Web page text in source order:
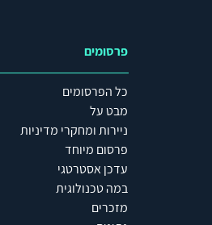
פרסומים
כל הפרסומים
מבט על
ניירות ומחקרי מדיניות
פרסום מיוחד
עדכן אסטרטגי
במה טכנולוגית
מזכרים